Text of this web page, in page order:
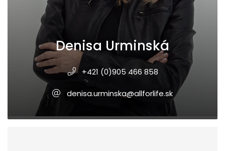
Denisa Urminská
+421 (0)905 466 858
denisa.urminska@allforlife.sk